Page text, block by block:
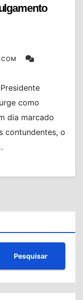
como
dia marcado
contundentes, o
Pesquisar